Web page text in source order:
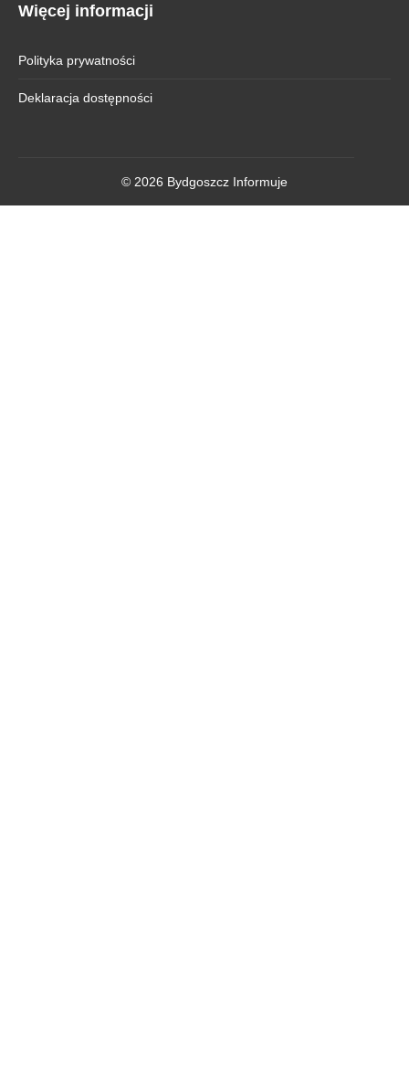
Więcej informacji
Polityka prywatności
Deklaracja dostępności
© 2026 Bydgoszcz Informuje